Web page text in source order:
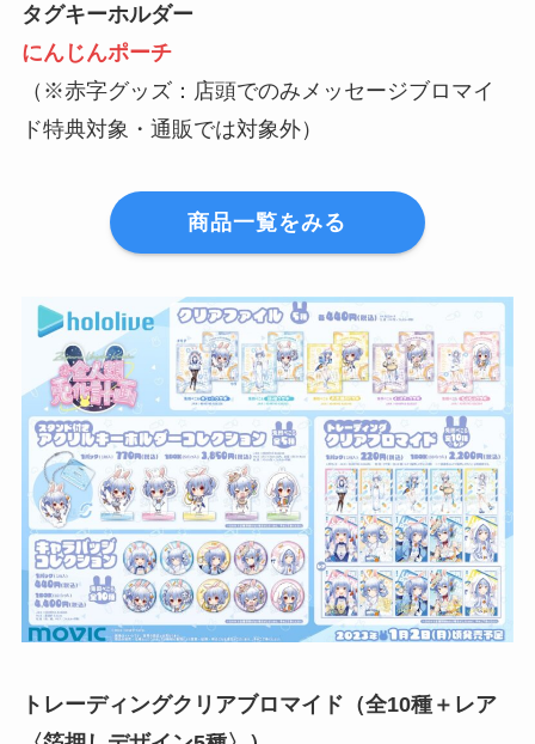
タグキーホルダー
にんじんポーチ
（※赤字グッズ：店頭でのみメッセージブロマイ
ド特典対象・通販では対象外）
商品一覧をみる
トレーディングクリアブロマイド（全10種＋レア